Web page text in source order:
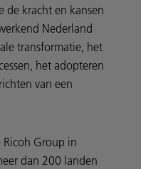
de kracht en kansen
Nederland
transformatie, het
het adopteren
van een
Group in
dan 200 landen